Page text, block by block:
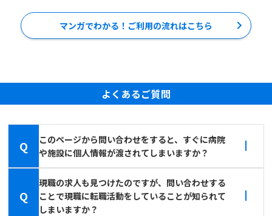
マンガでわかる！ご利用の流れはこちら
よくあるご質問
Q
このページから問い合わせをすると、すぐに病院
や施設に個人情報が渡されてしまいますか？
Q
現職の求人も見つけたのですが、問い合わせする
ことで現職に転職活動をしていることが知られて
しまいますか？